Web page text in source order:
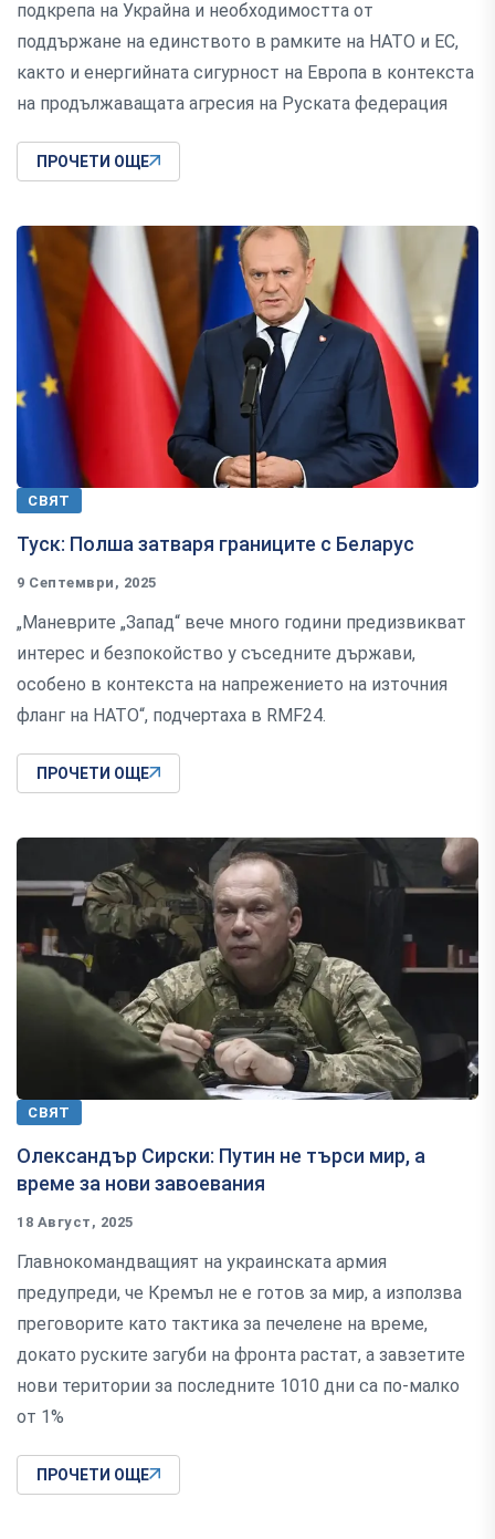
подкрепа на Украйна и необходимостта от
поддържане на единството в рамките на НАТО и ЕС,
както и енергийната сигурност на Европа в контекста
на продължаващата агресия на Руската федерация
ПРОЧЕТИ ОЩЕ
СВЯТ
Туск: Полша затваря границите с Беларус
9 Септември, 2025
„Маневрите „Запад“ вече много години предизвикват
интерес и безпокойство у съседните държави,
особено в контекста на напрежението на източния
фланг на НАТО“, подчертаха в RMF24.
ПРОЧЕТИ ОЩЕ
СВЯТ
Олександър Сирски: Путин не търси мир, а
време за нови завоевания
18 Август, 2025
Главнокомандващият на украинската армия
предупреди, че Кремъл не е готов за мир, а използва
преговорите като тактика за печелене на време,
докато руските загуби на фронта растат, а завзетите
нови територии за последните 1010 дни са по-малко
от 1%
ПРОЧЕТИ ОЩЕ